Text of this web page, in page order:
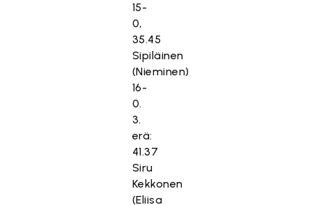
15-
0,
35.45
Sipiläinen
(Nieminen)
16-
0.
3.
erä:
41.37
Siru
Kekkonen
(Eliisa